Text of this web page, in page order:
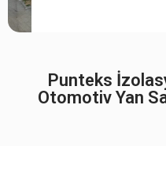
Punteks
Otomotiv Yan